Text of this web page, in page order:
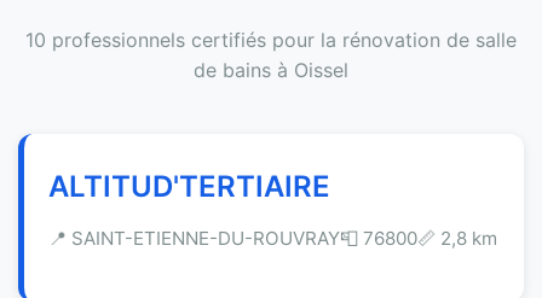
10 professionnels certifiés pour la rénovation de salle
de bains à Oissel
ALTITUD'TERTIAIRE
📍 SAINT-ETIENNE-DU-ROUVRAY📮 76800📏 2,8 km